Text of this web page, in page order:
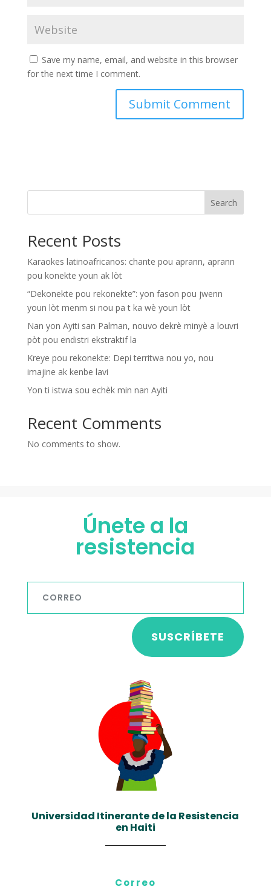
Save my name, email, and website in this browser
for the next time I comment.
Search
Recent Posts
Karaokes latinoafricanos: chante pou aprann, aprann
pou konekte youn ak lòt
“Dekonekte pou rekonekte”: yon fason pou jwenn
youn lòt menm si nou pa t ka wè youn lòt
Nan yon Ayiti san Palman, nouvo dekrè minyè a louvri
pòt pou endistri ekstraktif la
Kreye pou rekonekte: Depi territwa nou yo, nou
imajine ak kenbe lavi
Yon ti istwa sou echèk min nan Ayiti
Recent Comments
No comments to show.
Únete a la
resistencia
SUSCRÍBETE
Universidad Itinerante de la Resistencia
en Haiti
Correo